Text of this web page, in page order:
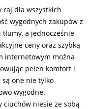
raj dla wszystkich
wygodnych zakupów z
a jednocześnie
ceny oraz szybką
internetowym można
pełen komfort i
one nie tylko
wygodne.
ciuchów niesie ze sobą